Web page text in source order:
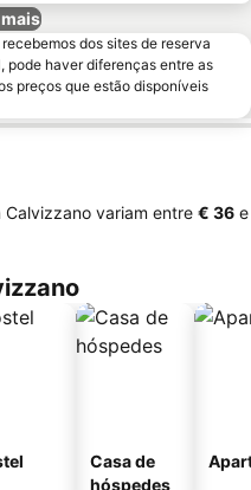
dos sites de reserva
pode haver diferenças entre as
preços que estão disponíveis
variam entre ‎€ 36 e
Casa de
hóspedes